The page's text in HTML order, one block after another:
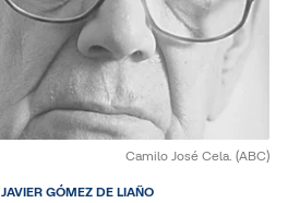
Camilo José Cela. (ABC)
JAVIER GÓMEZ DE LIAÑO